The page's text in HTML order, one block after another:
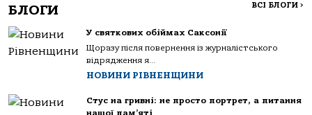
БЛОГИ ВСІ БЛОГИ >
У святкових обіймах Саксонії
Щоразу після повернення із журналістського
відрядження я...
НОВИНИ РІВНЕНЩИНИ
Стус на гривні: не просто портрет, а питання